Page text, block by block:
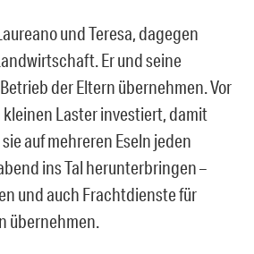
und Teresa, dagegen
Er und seine
der Eltern übernehmen. Vor
kleinen Laster investiert, damit
auf mehreren Eseln jeden
ins Tal herunterbringen –
und auch Frachtdienste für
übernehmen.